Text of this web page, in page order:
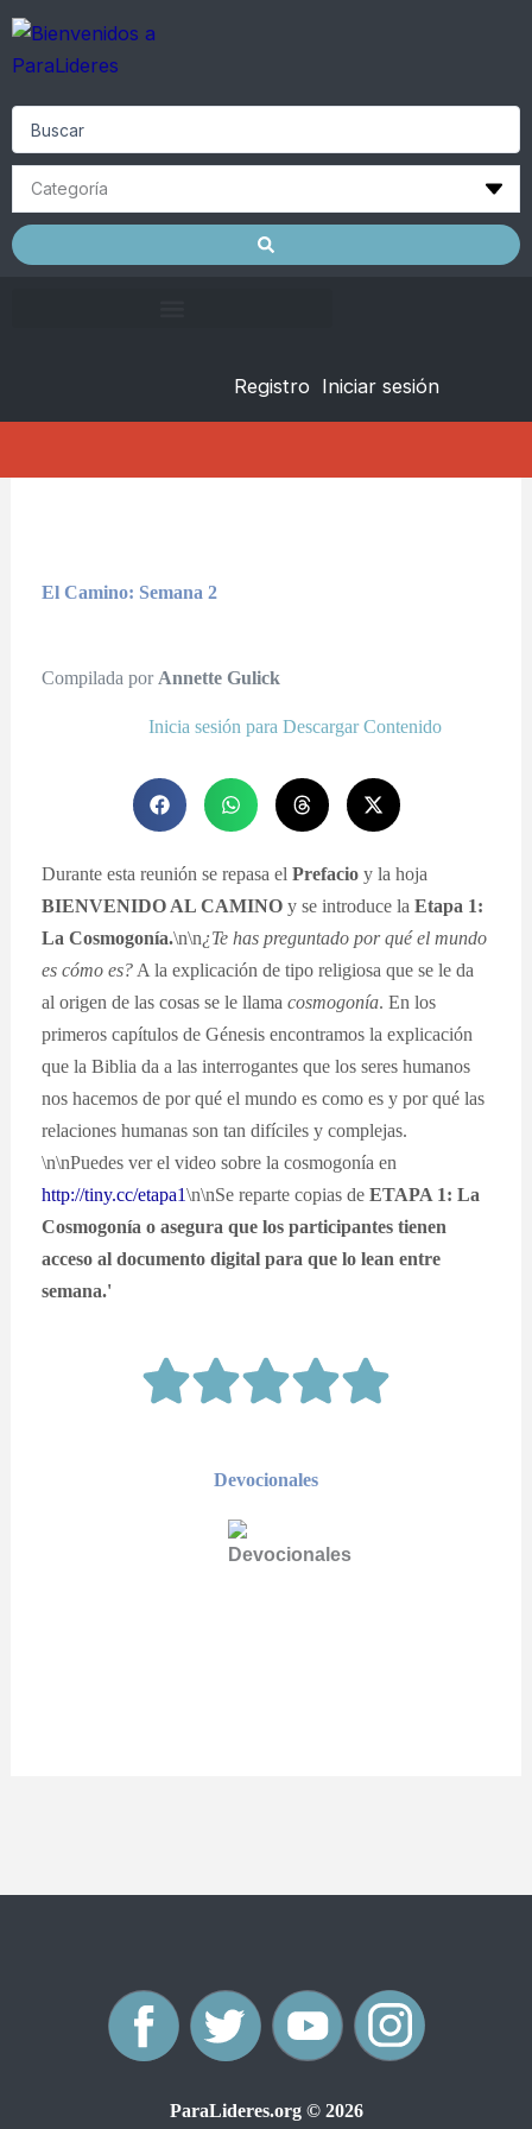
Skip
content
Registro Iniciar sesión
El Camino: Semana 2
Compilada por Annette Gulick
Inicia sesión para Descargar Contenido
Durante esta reunión se repasa elPrefacio y la hoja
BIENVENIDO AL CAMINO y se introduce laEtapa 1:
La Cosmogonía.\n\n¿Te has preguntado por qué el mundo
es cómo es?A la explicación de tipo religiosa que se le da
al origen de las cosas se le llamacosmogonía. En los
primeros capítulos de Génesis encontramos la explicación
que la Biblia da a las interrogantes que los seres humanos
nos hacemos de por qué el mundo es como es y por qué las
relaciones humanas son tan difíciles y complejas.
\n\nPuedes ver el video sobre la cosmogonía en
http://tiny.cc/etapa1\n\nSe reparte copias deETAPA 1: La
Cosmogonía o asegura que los participantes tienen
acceso al documento digital para que lo lean entre
semana.'
Devocionales
ParaLideres.org © 2026
F
a
T
w
Y
o
I